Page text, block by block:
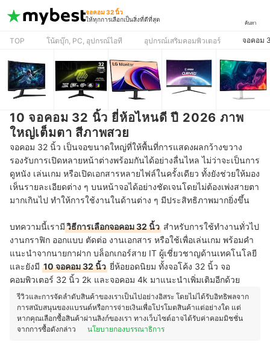
จอคอม 32 นิ้ว
ให้ทุกการเลือกเป็นสิ่งที่ดีที่สุด
ค้นหา
TOP โน้ตบุ๊ก, PC, อุปกรณ์ไอที อุปกรณ์เสริมคอมพิวเตอร์ จอคอม
10 จอคอม 32 นิ้ว ยี่ห้อไหนดี ปี 2026 ภาพ
ใหญ่เต็มตา สีภาพสวย
จอคอม 32 นิ้ว เป็นจอขนาดใหญ่ที่ให้พื้นที่การแสดงผลกว้างขวาง
รองรับการเปิดหลายหน้าต่างพร้อมกันได้อย่างลื่นไหล ไม่ว่าจะเป็นการ
ดูหนัง เล่นเกม หรือเปิดเอกสารหลายไฟล์ในครั้งเดียว ทั้งยังช่วยให้มอง
เห็นรายละเอียดต่าง ๆ บนหน้าจอได้อย่างชัดเจนโดยไม่ต้องเพ่งสายตา
มากเกินไป ทำให้การใช้งานในด้านต่าง ๆ มีประสิทธิภาพมากยิ่งขึ้น
บทความนี้เรามีวิธีการเลือกจอคอม 32 นิ้ว สำหรับการใช้ทำงานทั่วไป
งานกราฟิก ออกแบบ ตัดต่อ งานเอกสาร หรือใช้เพื่อเล่นเกม พร้อมคำ
แนะนำจากนายกาฝาก บล็อกเกอร์สาย IT ผู้เชี่ยวชาญด้านเทคโนโลยี
และยังมี 10 จอคอม 32 นิ้ว ยี่ห้อยอดนิยม ทั้งจอโค้ง 32 นิ้ว จอ
คอมพิวเตอร์ 32 นิ้ว 2k และจอคอม 4k มาแนะนำเพิ่มเติมอีกด้วย
รีวิวและการจัดลำดับสินค้าของเราเป็นไปอย่างอิสระ โดยไม่ได้รับอิทธิพลจาก
การสนับสนุนของแบรนด์หรือการจ่ายเงินเพื่อโปรโมตสินค้าแต่อย่างใด แต่
หากคุณเลือกซื้อสินค้าผ่านลิงก์ของเรา ทางเว็บไซต์อาจได้รับค่าคอมมิชชั่น
จากการซื้อดังกล่าว
นโยบายกองบรรณาธิการ